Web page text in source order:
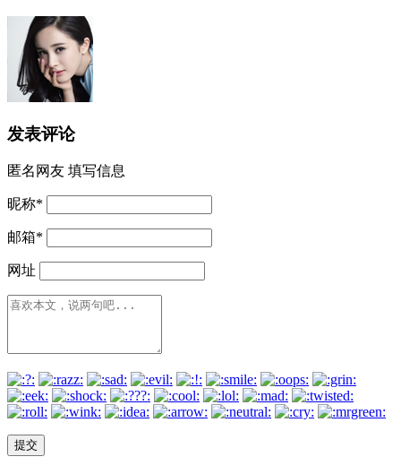
发表评论
匿名网友 填写信息
昵称*
邮箱*
网址